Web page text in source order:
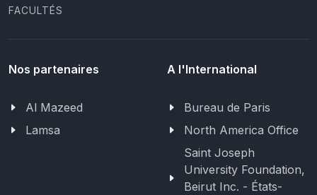
FACULTÉS
Nos partenaires
Al Mazeed
Lamsa
A l'International
Bureau de Paris
North America Office
Saint Joseph
University Foundation,
Beirut Inc. - États-